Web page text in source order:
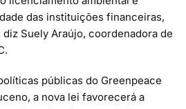
das instituições financeiras,
Suely Araújo, coordenadora de
públicas do Greenpeace
a nova lei favorecerá a